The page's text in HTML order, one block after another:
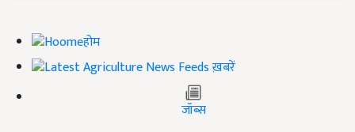
होम
ख़बरें
जॉब्स